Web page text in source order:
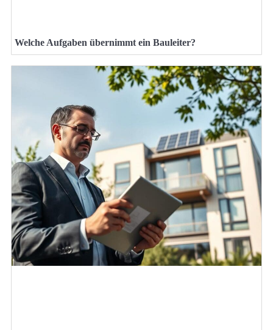
Welche Aufgaben übernimmt ein Bauleiter?